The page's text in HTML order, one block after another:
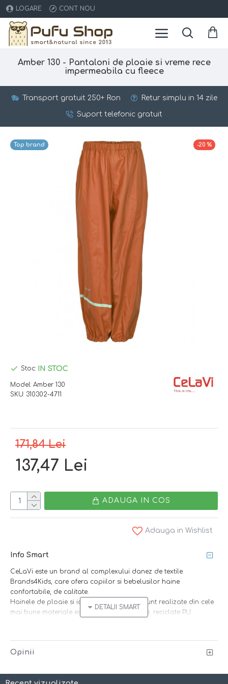
LOGARE CONT NOU
Amber 130 - Pantaloni de ploaie si vreme rece
impermeabila cu fleece
Transport gratuit 250+ Ron Retur simplu in 14 zile
Suport telefonic gratuit
Top brand -20 %
171,84 Lei
137,47 Lei
Stoc: IN STOC
Model: Amber 130
SKU: 310302-4711
ADAUGA IN COS
Adauga in Wishlist
Info Smart
CeLaVi este un brand al complexului danez de textile
Brands4Kids, care ofera copiilor si bebelusilor haine
confortabile, de calitate.
Hainele de ploaie si iarna CeLaVi din PU sunt realizate din cele
mai bune materiale eco-friendly, non-toxice, reciclate PU.
umezelii si a vantului.
Interior fleece albastru deschis!
Material fin, rezistent la apa, care respira foarte bine
Opinii